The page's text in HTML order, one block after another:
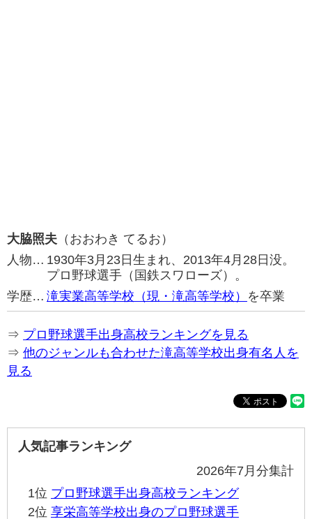
大脇照夫 （おおわき てるお）
人物… 1930年3月23日生まれ、2013年4月28日没。
プロ野球選手（国鉄スワローズ）。
学歴… 滝実業高等学校（現・滝高等学校） を卒業
⇒ プロ野球選手出身高校ランキングを見る
⇒ 他のジャンルも合わせた滝高等学校出身有名人を
見る
人気記事ランキング
2026年7月分集計
1位 プロ野球選手出身高校ランキング
2位 享栄高等学校出身のプロ野球選手